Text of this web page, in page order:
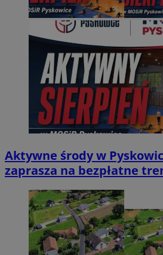
Aktywne środy w
zaprasza na bezpłatne